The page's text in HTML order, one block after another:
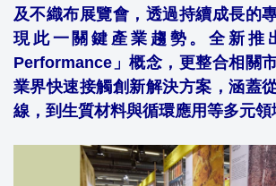
及不織布展覽會，透過持續成長的
現此一關鍵產業趨勢。全新推
Performance」概念，更整合相關
業界快速接觸創新解決方案，涵蓋
線，到生質材料與循環應用等多元領